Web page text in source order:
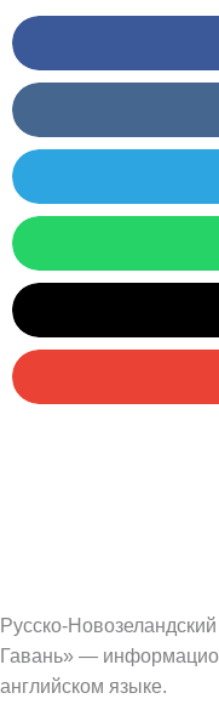
Русско-
Гавань» —
английском языке.